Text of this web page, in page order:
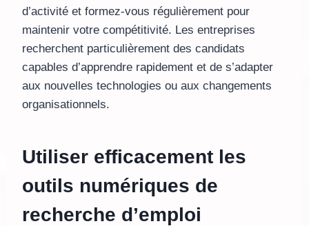
d’activité et formez-vous régulièrement pour
maintenir votre compétitivité. Les entreprises
recherchent particulièrement des candidats
capables d’apprendre rapidement et de s’adapter
aux nouvelles technologies ou aux changements
organisationnels.
Utiliser efficacement les
outils numériques de
recherche d’emploi